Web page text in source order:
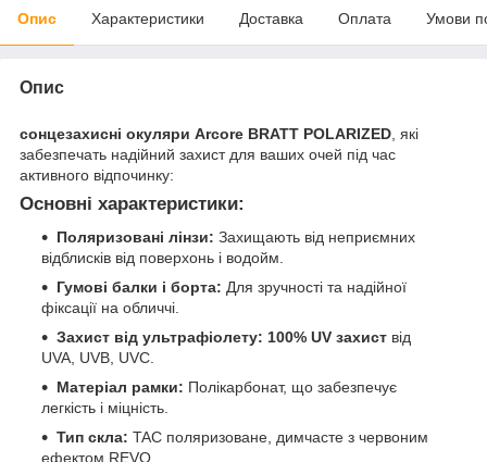
Опис Характеристики Доставка Оплата Умови
Опис
сонцезахисні окуляри Arcore BRATT POLARIZED , які
забезпечать надійний захист для ваших очей під час
активного відпочинку:
Основні характеристики:
Поляризовані лінзи: Захищають від неприємних
відблисків від поверхонь і водойм.
Гумові балки і борта: Для зручності та надійної
фіксації на обличчі.
Захист від ультрафіолету: 100% UV захист від
UVA, UVB, UVC.
Матеріал рамки: Полікарбонат, що забезпечує
легкість і міцність.
Тип скла: TAC поляризоване, димчасте з червоним
ефектом REVO.